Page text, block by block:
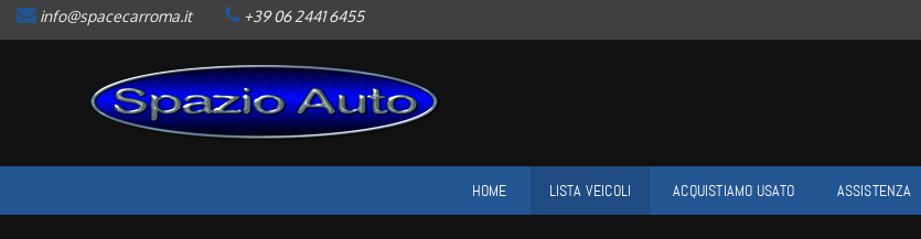
LISTA VEICOLI
info@spacecarroma.it +39 06 2441 6455
HOME LISTA VEICOLI ACQUISTIAMO USATO ASSISTENZA